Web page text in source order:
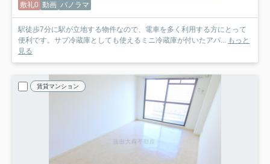
敷礼0 動画 パノラマ
駅徒歩7分に駅が立地する物件なので、電車を多く利用する方にとって
便利です。サブ冷蔵庫としても使えるミニ冷蔵庫が付いたアパ... もっと
見る
賃貸マンション